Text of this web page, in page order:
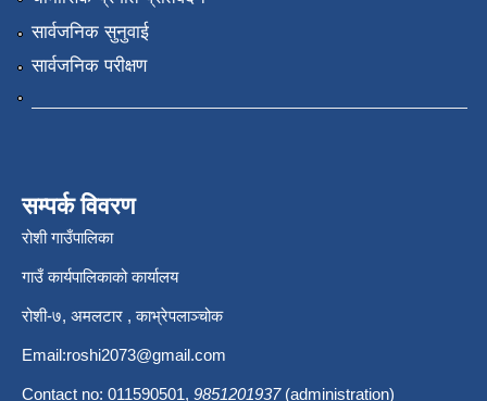
सार्वजनिक सुनुवाई
सार्वजनिक परीक्षण
सम्पर्क विवरण
रोशी गाउँपालिका
गाउँ कार्यपालिकाको कार्यालय
रोशी-७, अमलटार , काभ्रेपलाञ्चोक
Email:roshi2073@gmail.com
Contact no: 011590501, 9851201937(administration)